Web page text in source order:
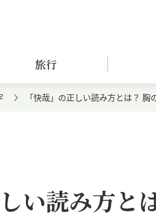
旅行
「快哉」の正しい読み方とは？ 胸
しい読み方